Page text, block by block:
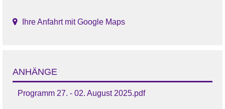
Ihre Anfahrt mit Google Maps
ANHÄNGE
Programm 27. - 02. August 2025.pdf